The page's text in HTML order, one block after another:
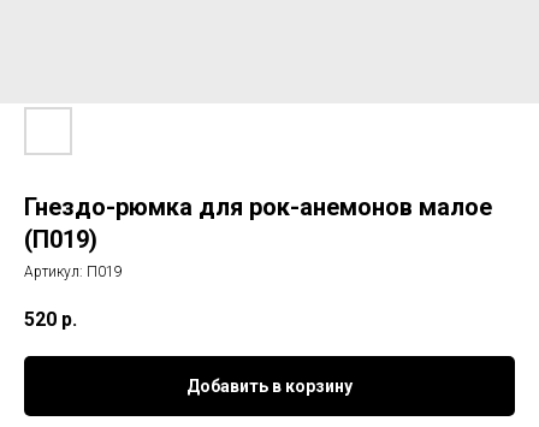
Гнездо-рюмка для рок-анемонов малое
(П019)
Артикул: П019
520 р.
Добавить в корзину